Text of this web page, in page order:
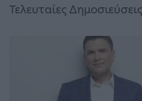
Τελευταίες Δημοσιεύσεις